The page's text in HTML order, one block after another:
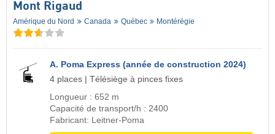
Mont Rigaud
Amérique du Nord Canada Québec Montérégie
A. Poma Express (année de construction 2024)
4 places | Télésiège à pinces fixes
Longueur : 652 m
Capacité de transport/h : 2400
Fabricant: Leitner-Poma